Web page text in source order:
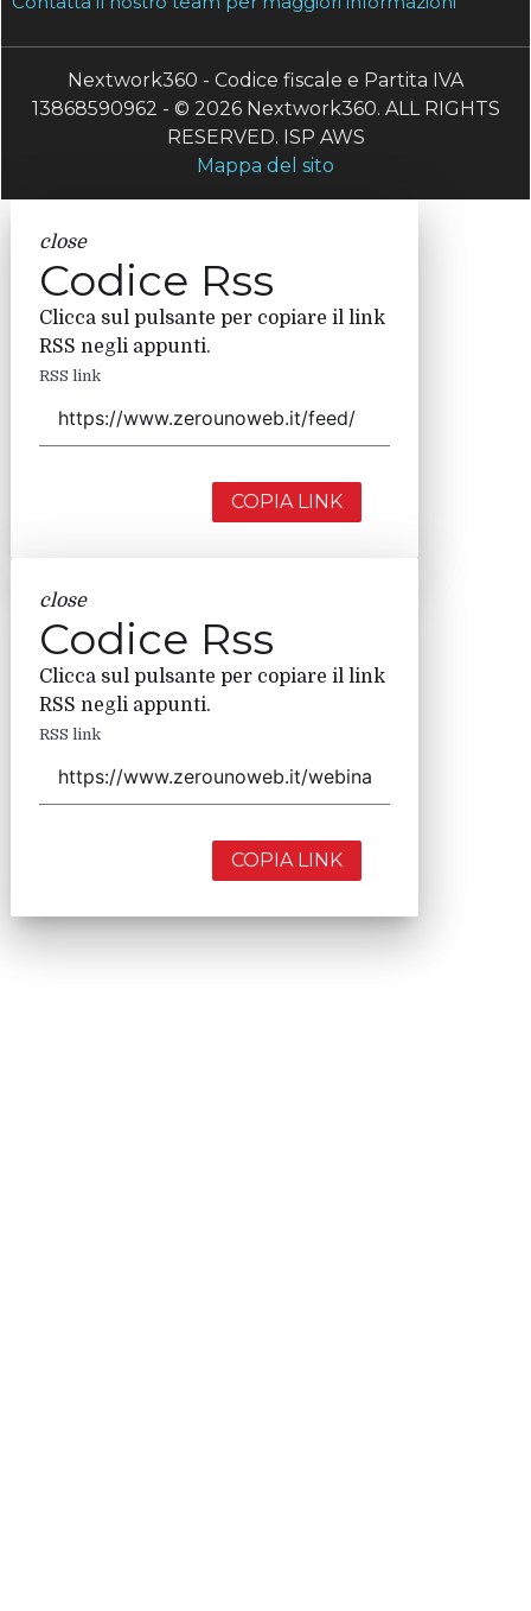
Nextwork360 - Codice fiscale e Partita IVA
13868590962 - © 2026 Nextwork360. ALL RIGHTS
RESERVED. ISP AWS
Mappa del sito
close
Codice Rss
Clicca sul pulsante per copiare il link
RSS negli appunti.
RSS link
COPIA LINK
close
Codice Rss
Clicca sul pulsante per copiare il link
RSS negli appunti.
RSS link
COPIA LINK